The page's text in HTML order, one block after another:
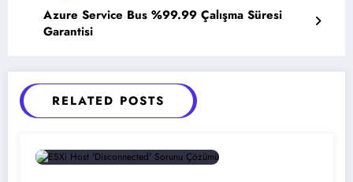
Azure Service Bus %99.99 Çalışma Süresi
Garantisi
RELATED POSTS